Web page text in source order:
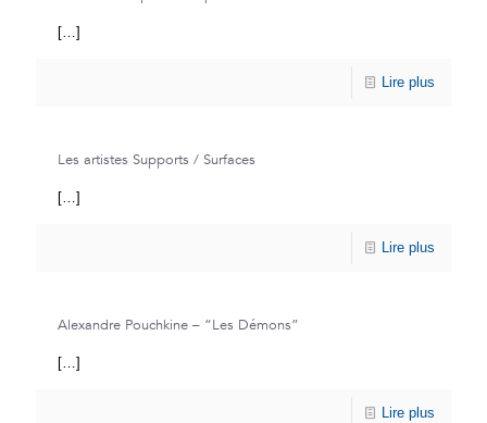
[…]
Lire plus
Les artistes Supports / Surfaces
[…]
Lire plus
Alexandre Pouchkine – “Les Démons”
[…]
Lire plus